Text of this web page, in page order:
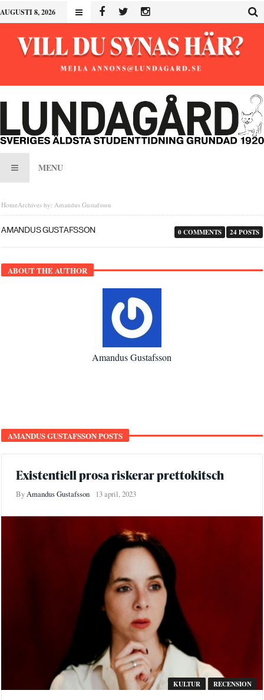
AUGUSTI 8, 2026
MENU
HomeArchives by: Amandus Gustafsson
AMANDUS GUSTAFSSON 24 POSTS
0 COMMENTS
ABOUT THE AUTHOR
Amandus Gustafsson
AMANDUS GUSTAFSSON POSTS
Existentiell prosa riskerar prettokitsch
ByAmandus Gustafsson 13 april, 2023
KULTUR RECENSION